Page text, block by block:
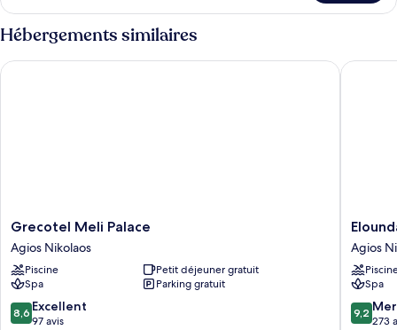
Sliding
Door
le
type
de
chambre
Family
Hébergements similaires
Grecotel
Meli
Palace
Agios
Nikolaos
Grecotel Meli Palace
Agios Nikolaos
Piscine
Petit déjeuner gratuit
Spa
Parking gratuit
8.6
sur
8,6 Excellent
97 avis
Grecotel Meli Palace
Elounda
Palm
Hotel
Agios
Nikolaos
Agios
Spa
9.2
sur
9,2
273